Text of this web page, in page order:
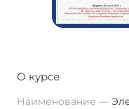
О курсе
Наименование